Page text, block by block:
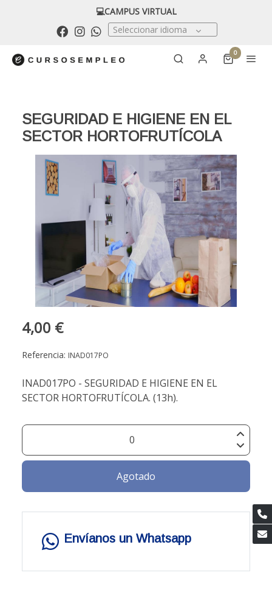
💻CAMPUS VIRTUAL
Seleccionar idioma
0
SEGURIDAD E HIGIENE EN EL
SECTOR HORTOFRUTÍCOLA
4,00 €
Referencia: INAD017PO
INAD017PO - SEGURIDAD E HIGIENE EN EL
SECTOR HORTOFRUTÍCOLA. (13h).
Agotado
Envíanos un Whatsapp